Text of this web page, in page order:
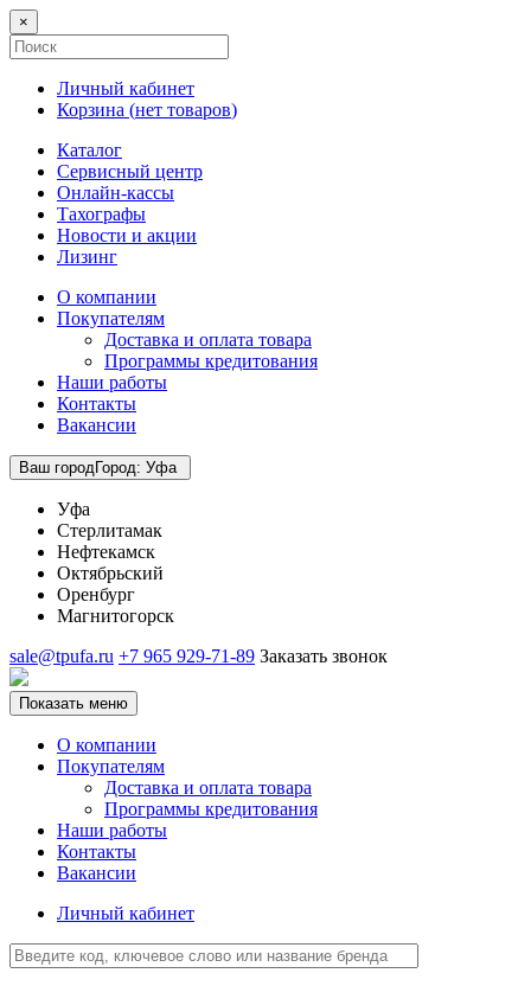
×
Личный кабинет
Корзина (нет товаров)
Каталог
Сервисный центр
Онлайн-кассы
Тахографы
Новости и акции
Лизинг
О компании
Покупателям
Доставка и оплата товара
Программы кредитования
Наши работы
Контакты
Вакансии
Ваш городГород: Уфа
Уфа
Стерлитамак
Нефтекамск
Октябрьский
Оренбург
Магнитогорск
sale@tpufa.ru +7 965 929-71-89 Заказать звонок
Показать меню
О компании
Покупателям
Доставка и оплата товара
Программы кредитования
Наши работы
Контакты
Вакансии
Личный кабинет